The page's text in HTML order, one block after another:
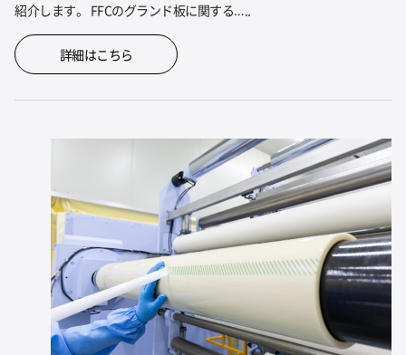
紹介します。 FFCのグランド板に関する…..
詳細はこちら